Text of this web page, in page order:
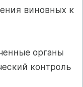
виновных к
органы
контроль